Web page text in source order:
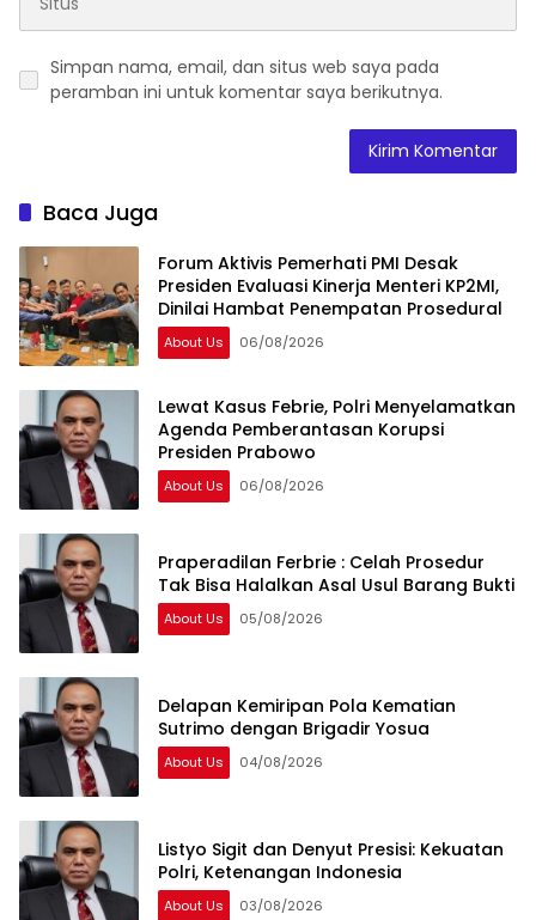
Simpan nama, email, dan situs web saya pada
peramban ini untuk komentar saya berikutnya.
Baca Juga
Forum Aktivis Pemerhati PMI Desak
Presiden Evaluasi Kinerja Menteri KP2MI,
Dinilai Hambat Penempatan Prosedural
About Us 06/08/2026
Lewat Kasus Febrie, Polri Menyelamatkan
Agenda Pemberantasan Korupsi
Presiden Prabowo
About Us 06/08/2026
Praperadilan Ferbrie : Celah Prosedur
Tak Bisa Halalkan Asal Usul Barang Bukti
About Us 05/08/2026
Delapan Kemiripan Pola Kematian
Sutrimo dengan Brigadir Yosua
About Us 04/08/2026
Listyo Sigit dan Denyut Presisi: Kekuatan
Polri, Ketenangan Indonesia
About Us 03/08/2026